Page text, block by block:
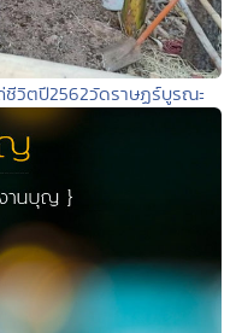
ชีวิตปี2562วัดราษฏร์บูรณะ